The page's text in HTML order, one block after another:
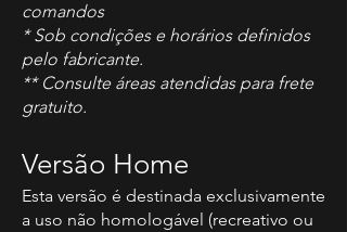
comandos
* Sob condições e horários definidos
pelo fabricante.
** Consulte áreas atendidas para frete
gratuito.
Versão Home
Esta versão é destinada exclusivamente
a uso não homologável (recreativo ou